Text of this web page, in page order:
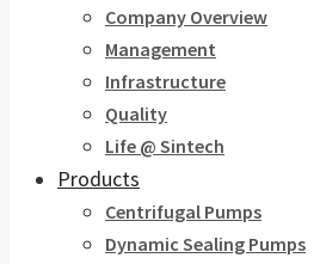
Company Overview
Management
Infrastructure
Quality
Life @ Sintech
Products
Centrifugal Pumps
Dynamic Sealing Pumps